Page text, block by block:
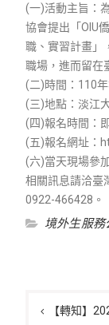
(一)活動主旨：
協會提出「OIU
職、實習計畫」
職場，進而留在
(二)時間：110
(三)地點：淡江
(四)報名時間：
(五)報名網址：
(六)當天現場參
相關訊息請洽臺
0922-466428。
境外生服務
章
【轉知】